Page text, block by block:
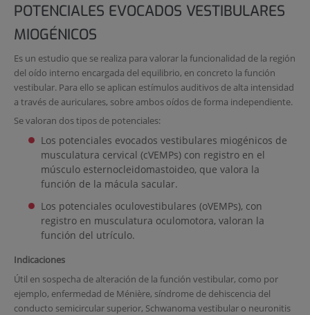
POTENCIALES EVOCADOS VESTIBULARES
MIOGÉNICOS
Es un estudio que se realiza para valorar la funcionalidad de la región
del oído interno encargada del equilibrio, en concreto la función
vestibular. Para ello se aplican estímulos auditivos de alta intensidad
a través de auriculares, sobre ambos oídos de forma independiente.
Se valoran dos tipos de potenciales:
Los potenciales evocados vestibulares miogénicos de
musculatura cervical (cVEMPs) con registro en el
músculo esternocleidomastoideo, que valora la
función de la mácula sacular.
Los potenciales oculovestibulares (oVEMPs), con
registro en musculatura oculomotora, valoran la
función del utrículo.
Indicaciones
Útil en sospecha de alteración de la función vestibular, como por
ejemplo, enfermedad de Ménière, síndrome de dehiscencia del
conducto semicircular superior, Schwanoma vestibular o neuronitis